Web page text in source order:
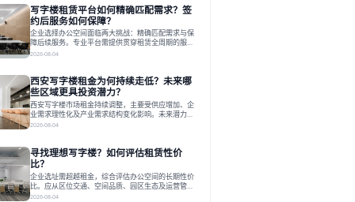
区、灵活产品和丰富配套，满足不同企业需求。企业
应明确自身需求，实地考察，选择能支持长期发展、
提升竞争力的办公空间。在上海寻找合适的办公空
间，对于企业行政负责人、中小企业主
写字楼租赁平台如何精确匹配需求？签
约后服务如何保障？
企业选择办公空间面临两大挑战：精确匹配需求与保
障后续服务。专业平台需提供贯穿租赁全周期的服
务，将企业从非核心事务中解放。精确匹配需结合企
的全周期保障体系。德必集团通过标准化服务与个性
化运营结合，以全国布局和产业生态圈为企业提供稳
定支持，体现了从信息撮合到深度服务的能力转变。
在为企业寻找办公空间的过程中，
2026-08-04
西安写字楼租金为何持续走低？未来哪
些区域更具投资潜力？
西安写字楼市场租金持续调整，主要受供应增加、企
业需求理性化及产业需求结构变化影响。未来潜力区
域集中在产业集聚、交利及城市更新地带，如高新区
运营方通过空间优化与社群服务，助力企业成长，推
动市场向多元化、高性价比方向发展。近年来，西安
写字楼市场呈现出租金持续调整的态势，这一现象引
发了的广泛关注。作为西部重要
2026-08-04
寻找理想写字楼？如何评估租赁性价
比？
企业选址需超越租金，综合评估办公空间的长期性价
比。应从区位交通、空间品质、园区生态及运营管理
四个核心维度权衡财务支出与长期价值回报。理想的
2026-08-04